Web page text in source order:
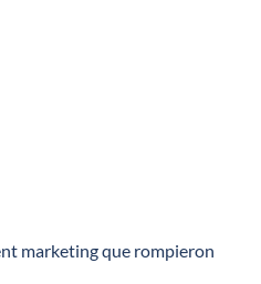
marketing que rompieron